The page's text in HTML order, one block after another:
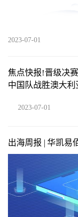
2023-07-01
焦点快报!晋级决
中国队战胜澳大
2023-07-01
出海周报 | 华凯易
营效率；SHEIN